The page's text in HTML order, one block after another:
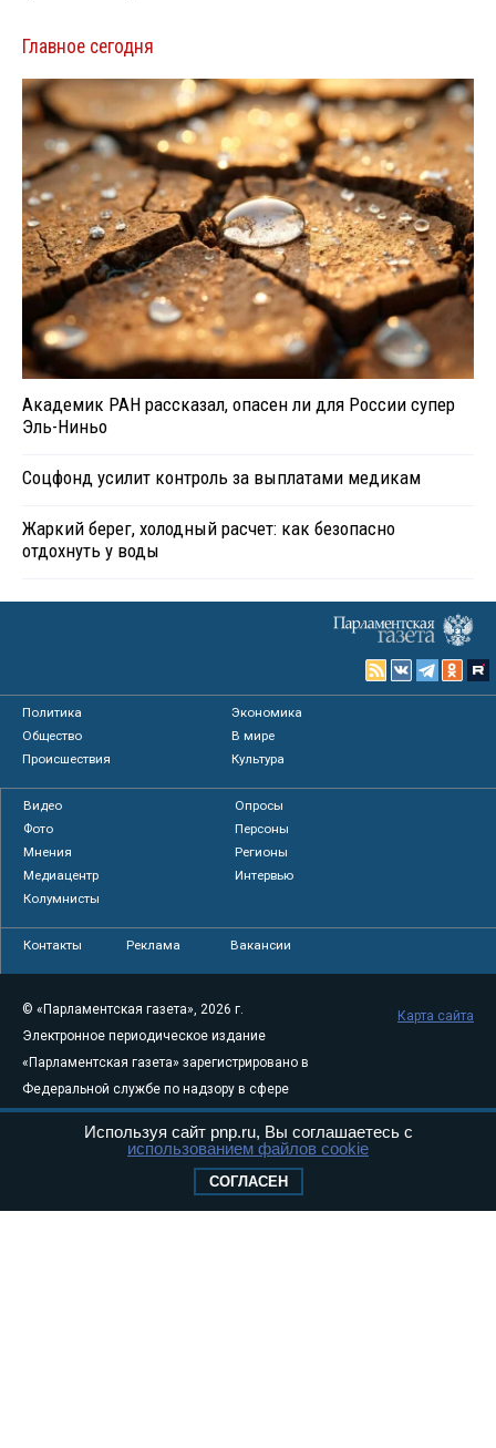
Главное сегодня
Академик РАН рассказал, опасен ли для России супер
Эль-Ниньо
Соцфонд усилит контроль за выплатами медикам
Жаркий берег, холодный расчет: как безопасно
отдохнуть у воды
Политика
Экономика
Общество
В мире
Происшествия
Культура
Видео
Опросы
Фото
Персоны
Мнения
Регионы
Медиацентр
Интервью
Колумнисты
Контакты Реклама Вакансии
© «Парламентская газета», 2026 г.
Электронное периодическое издание
«Парламентская газета» зарегистрировано в
Федеральной службе по надзору в сфере
связи, информационных технологий и
массовых коммуникаций (Роскомнадзор) 05
Свидетельство о регистрации Эл № ФС77-
Карта сайта
Используя сайт pnp.ru, Вы соглашаетесь с
использованием файлов cookie
СОГЛАСЕН